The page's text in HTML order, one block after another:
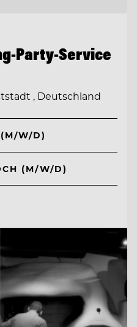
Party-Service
, Deutschland
W/D)
(M/W/D)